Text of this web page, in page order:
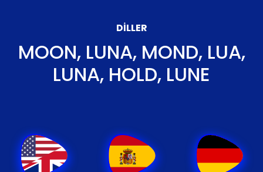
DILLER
MOON, LUNA, MOND, LUA,
LUNA, HOLD, LUNE